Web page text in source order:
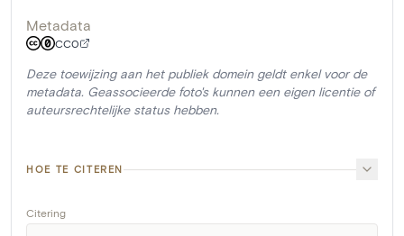
Metadata
CC0
Deze toewijzing aan het publiek domein geldt enkel voor de
metadata. Geassocieerde foto's kunnen een eigen licentie of
auteursrechtelijke status hebben.
HOE TE CITEREN
Citering